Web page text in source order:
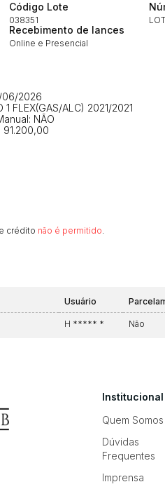
Código Lote
038351
Recebimento de lances
Online e Presencial
06/2026
1 FLEX(GAS/ALC) 2021/2021
NÃO
crédito não é permitido
Usuário
H ***** * Não
Institucional
Quem Somos
Dúvidas
Frequentes
Imprensa